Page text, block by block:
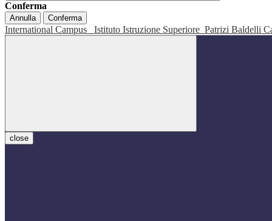
Conferma
Annulla Conferma
International Campus Istituto Istruzione Superiore Patrizi Baldelli
close